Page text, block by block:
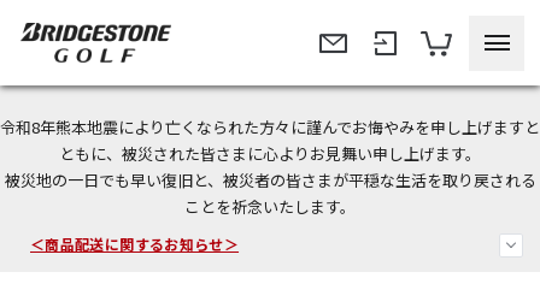
令和8年熊本地震により亡くなられた方々に謹んでお悔やみを申し上げますと
ともに、被災された皆さまに心よりお見舞い申し上げます。
被災地の一日でも早い復旧と、被災者の皆さまが平穏な生活を取り戻される
ことを祈念いたします。
今なら新規会員登録で1,000円OFFクーポンプレゼント！
＜商品配送に関するお知らせ＞